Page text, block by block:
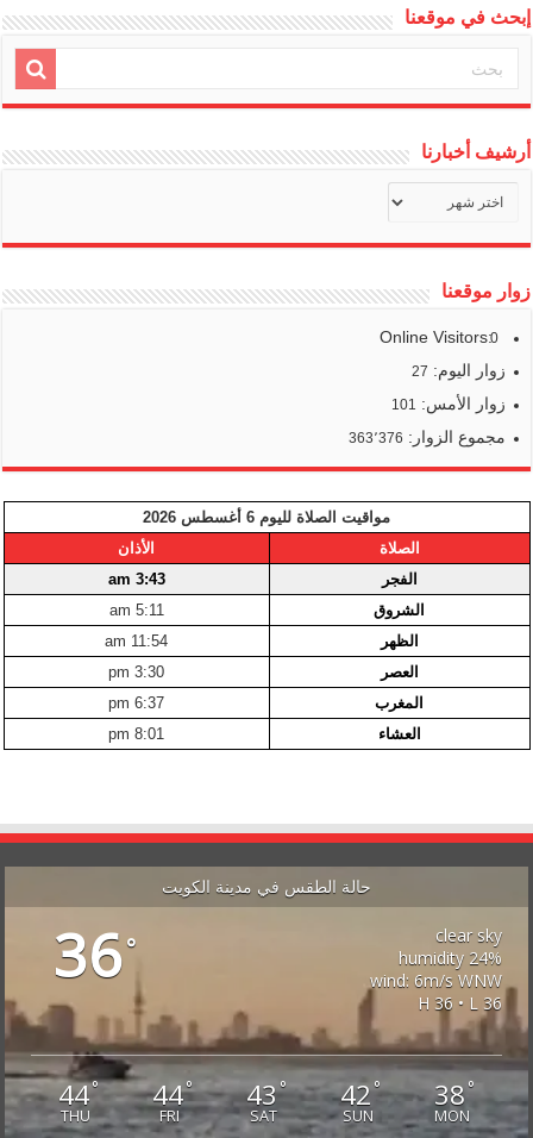
إبحث في موقعنا
أرشيف أخبارنا
أرشيف
أخبارنا
زوار موقعنا
Online Visitors:
0
زوار اليوم: 27
زوار الأمس: 101
مجموع الزوار: 363٬376
مواقيت الصلاة لليوم 6 أغسطس 2026
الصلاة
الأذان
الفجر
3:43 am
الشروق
5:11 am
الظهر
11:54 am
العصر
3:30 pm
المغرب
6:37 pm
العشاء
8:01 pm
حالة الطقس في مدينة الكويت
36°
clear sky
24% humidity
wind: 6m/s WNW
H 36 • L 36
44°
THU
44°
FRI
43°
SAT
42°
SUN
38°
MON